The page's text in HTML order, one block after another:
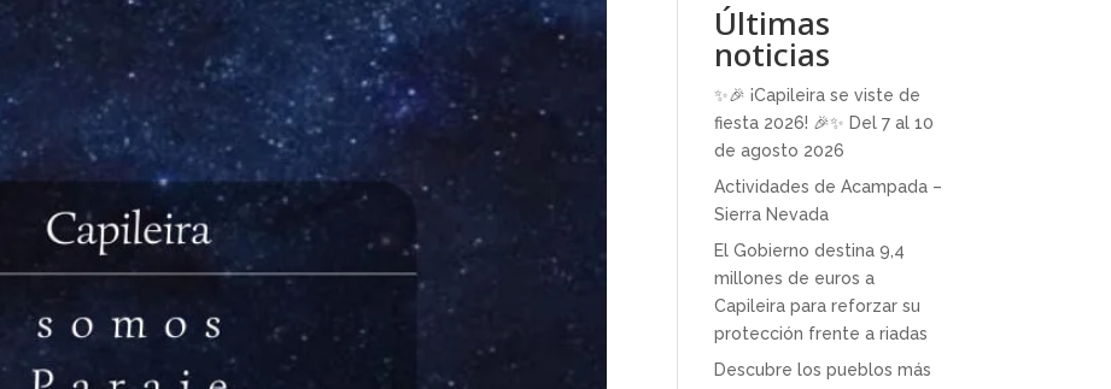
Últimas
noticias
✨🎉 ¡Capileira se viste de
fiesta 2026! 🎉✨ Del 7 al 10
de agosto 2026
Actividades de Acampada –
Sierra Nevada
El Gobierno destina 9,4
millones de euros a
Capileira para reforzar su
protección frente a riadas
Descubre los pueblos más